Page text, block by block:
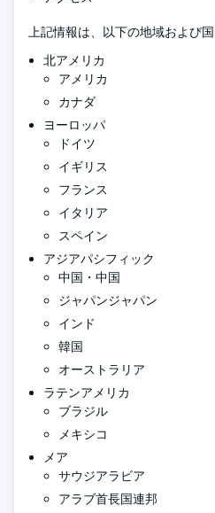
上記情報は、以下の地域および国
北アメリカ
アメリカ
カナダ
ヨーロッパ
ドイツ
イギリス
フランス
イタリア
スペイン
アジアパシフィック
中国・中国
ジャパンジャパン
インド
韓国
オーストラリア
ラテンアメリカ
ブラジル
メキシコ
メア
サウジアラビア
アラブ首長国連邦